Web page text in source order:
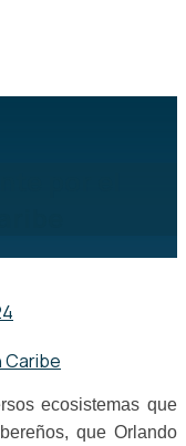
Caribe
ecosistemas que
que Orlando